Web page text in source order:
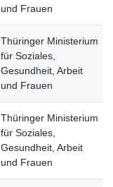
und Frauen
Thüringer Ministerium
für Soziales,
Gesundheit, Arbeit
und Frauen
Thüringer Ministerium
für Soziales,
Gesundheit, Arbeit
und Frauen